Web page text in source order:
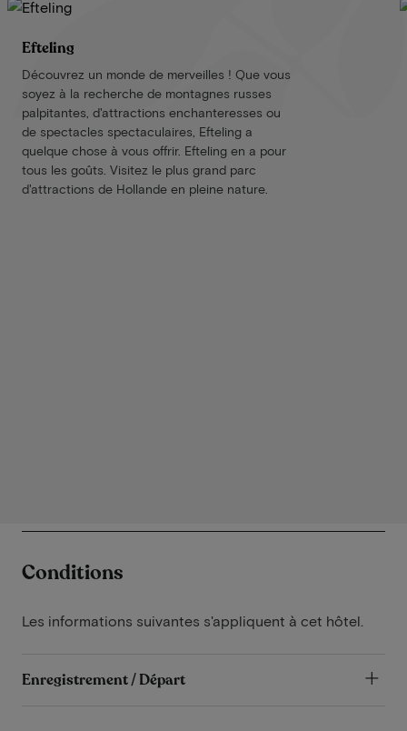
Efteling
Découvrez un monde de merveilles ! Que vous
soyez à la recherche de montagnes russes
palpitantes, d'attractions enchanteresses ou
de spectacles spectaculaires, Efteling a
quelque chose à vous offrir. Efteling en a pour
tous les goûts. Visitez le plus grand parc
d'attractions de Hollande en pleine nature.
Conditions
Les informations suivantes s'appliquent à cet hôtel.
Enregistrement / Départ